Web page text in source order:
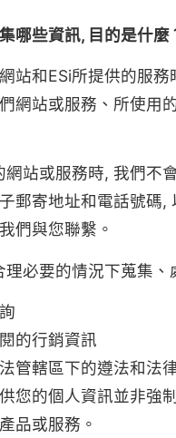
哪些資訊, 目的是什麼
站和ESi所提供的服
網站或服務、所使用
網站或服務時, 我們不
郵寄地址和電話號碼,
們與您聯繫。
理必要的情況下蒐集
的行銷資訊
管轄區下的遵法和法
您的個人資訊並非強
品或服務。